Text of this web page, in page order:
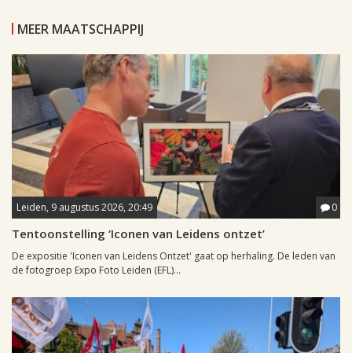
MEER MAATSCHAPPIJ
Leiden, 9 augustus 2026, 20:49 0
Tentoonstelling ‘Iconen van Leidens ontzet’
De expositie 'Iconen van Leidens Ontzet' gaat op herhaling. De leden van
de fotogroep Expo Foto Leiden (EFL)...